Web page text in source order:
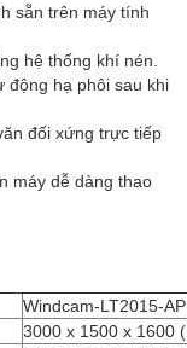
sẵn trên máy tính
hệ thống khí nén.
động hạ phôi sau khi
đối xứng trực tiếp
máy dễ dàng thao
Windcam-LT2015-
3000 x 1500 x 1600